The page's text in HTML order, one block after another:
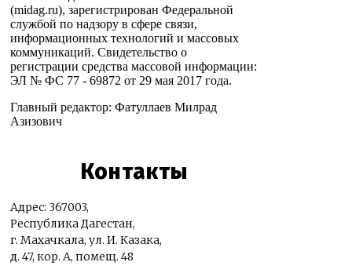
(midag.ru), зарегистрирован Федеральной
службой по надзору в сфере связи,
информационных технологий и массовых
коммуникаций. Свидетельство о
регистрации средства массовой информации:
ЭЛ № ФС 77 - 69872 от 29 мая 2017 года.
Главный редактор: Фатуллаев Милрад
Азизович
Контакты
Адрес: 367003,
Республика Дагестан,
г. Махачкала, ул. И. Казака,
д. 47, кор. А, помещ. 48